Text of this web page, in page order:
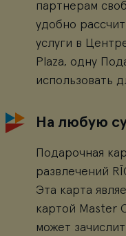
партнерам
удобно
услуги в
Plaza, одну
использовать
На любую
Подарочная
развлечений
Эта карта
картой Master
может